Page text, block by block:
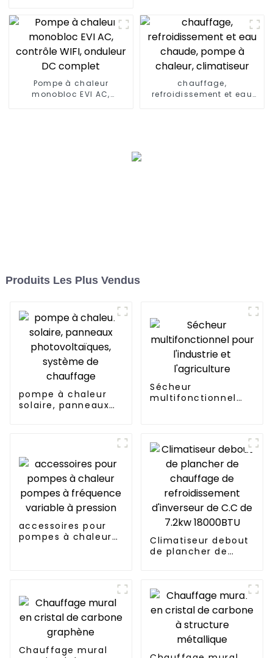
température
Pompe à chaleur
monobloc EVI AC,
chauffage,
refroidissement et eau
Produits Les Plus Vendus
pompe à chaleur
solaire, panneaux
Sécheur
multifonctionnel
accessoires pour
pompes à chaleur
Climatiseur debout
de plancher de
de 7.2kw 18000BTU
Chauffage mural